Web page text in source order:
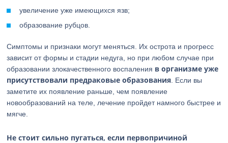
увеличение уже имеющихся язв;
образование рубцов.
Симптомы и признаки могут меняться. Их острота и прогресс
зависит от формы и стадии недуга, но при любом случае при
образовании злокачественного воспаления в организме уже
присутствовали предраковые образования . Если вы
заметите их появление раньше, чем появление
новообразований на теле, лечение пройдет намного быстрее и
мягче.
Не стоит сильно пугаться, если первопричиной